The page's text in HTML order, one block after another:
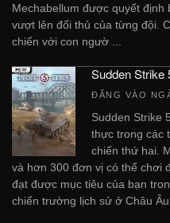
Mechabellum được quyết
vượt lên đối thủ của từng đội.
chiến với con ngườ ...
Sudden Strike
ĐĂNG VÀO
Sudden Strike
thực trong các
chiến thứ hai.
và hơn 300 đơn vị có thể chơi
đạt được mục tiêu của bạn
chiến trường lịch sử ở Châu Âu